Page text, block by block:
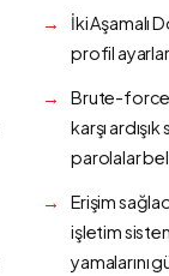
İki Aşamalı
profil
Brute-force
karşı
parolalar
Erişim
işletim
yamalarını